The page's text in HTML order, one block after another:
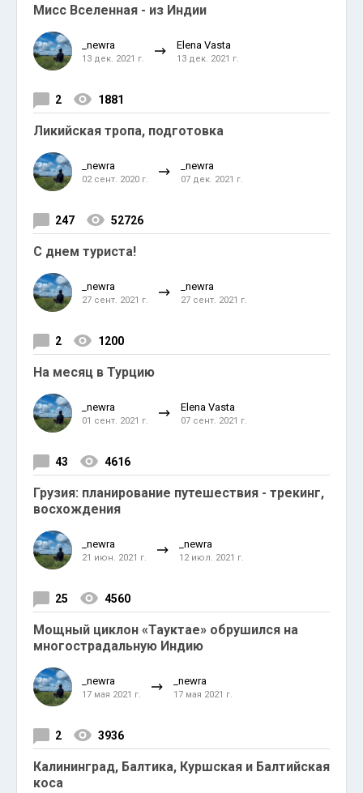
Мисс Вселенная - из Индии
_newra
13 дек. 2021 г.
Elena Vasta
13 дек. 2021 г.
2 1881
Ликийская тропа, подготовка
_newra
02 сент. 2020 г.
_newra
07 дек. 2021 г.
247 52726
С днем туриста!
_newra
27 сент. 2021 г.
_newra
27 сент. 2021 г.
2 1200
На месяц в Турцию
_newra
01 сент. 2021 г.
Elena Vasta
07 сент. 2021 г.
43 4616
Грузия: планирование путешествия - трекинг,
восхождения
_newra
21 июн. 2021 г.
_newra
12 июл. 2021 г.
25 4560
Мощный циклон «Тауктае» обрушился на
многострадальную Индию
_newra
17 мая 2021 г.
_newra
17 мая 2021 г.
2 3936
Калининград, Балтика, Куршская и Балтийская
коса